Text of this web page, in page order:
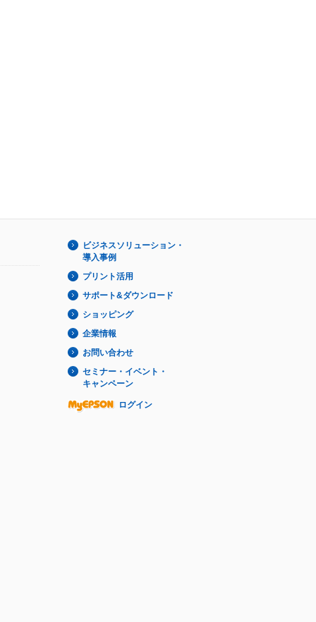
ビジネスソリューション・
導入事例
プリント活用
サポート&ダウンロード
ショッピング
企業情報
お問い合わせ
セミナー・イベント・
キャンペーン
ログイン